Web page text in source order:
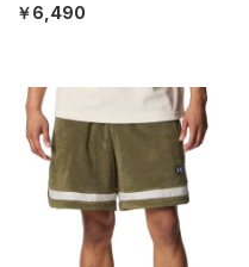
￥6,490